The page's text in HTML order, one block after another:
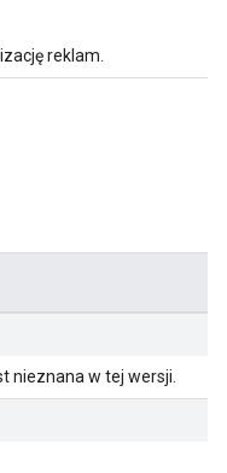
reklam.
nieznana w tej wersji.